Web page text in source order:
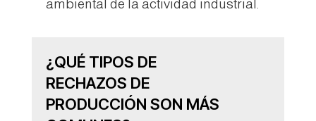
ambiental de la actividad industrial.
¿QUÉ TIPOS DE
RECHAZOS DE
PRODUCCIÓN SON MÁS